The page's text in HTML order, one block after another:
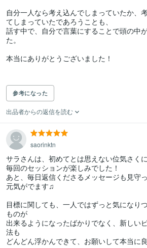
自分一人なら考え込んでしまっていたか、
てしまっていたであろうことも、
話す中で、自分で言葉にすることで頭の中
た。
本当にありがとうございました！
参考になった
出品者からの返信を読む
saorinktn
サラさんは、初めてとは思えない位気さく
毎回のセッションが楽しみでした！
あと、毎日返信くださるメッセージも見守
元気がでます♫
目標に関しても、一人ではずっと気になり
ものが
出来るようになったばかりでなく、新しい
法も
どんどん浮かんできて、お願いして本当に